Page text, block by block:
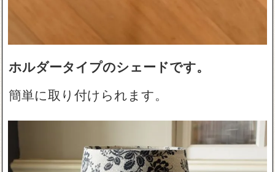
ホルダータイプのシェードです。
簡単に取り付けられます。